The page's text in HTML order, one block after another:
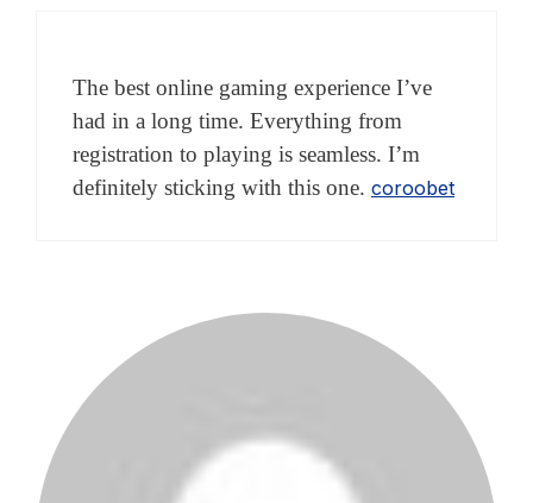
The best online gaming experience I’ve
had in a long time. Everything from
registration to playing is seamless. I’m
definitely sticking with this one. coroobet